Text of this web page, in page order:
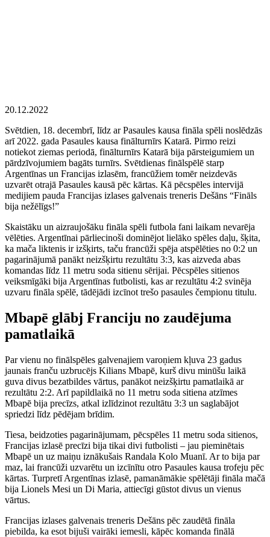
20.12.2022
Svētdien, 18. decembrī, līdz ar Pasaules kausa fināla spēli noslēdzās
arī 2022. gada Pasaules kausa finālturnīrs Katarā. Pirmo reizi
notiekot ziemas periodā, finālturnīrs Katarā bija pārsteigumiem un
pārdzīvojumiem bagāts turnīrs. Svētdienas finālspēlē starp
Argentīnas un Francijas izlasēm, francūžiem tomēr neizdevās
uzvarēt otrajā Pasaules kausā pēc kārtas. Kā pēcspēles intervijā
medijiem pauda Francijas izlases galvenais treneris Dešāns “Fināls
bija nežēlīgs!”
Skaistāku un aizraujošāku fināla spēli futbola fani laikam nevarēja
vēlēties. Argentīnai pārliecinoši dominējot lielāko spēles daļu, šķita,
ka mača liktenis ir izšķirts, taču francūži spēja atspēlēties no 0:2 un
pagarinājumā panākt neizšķirtu rezultātu 3:3, kas aizveda abas
komandas līdz 11 metru soda sitienu sērijai. Pēcspēles sitienos
veiksmīgāki bija Argentīnas futbolisti, kas ar rezultātu 4:2 svinēja
uzvaru fināla spēlē, tādējādi izcīnot trešo pasaules čempionu titulu.
Mbapē glābj Franciju no zaudējuma
pamatlaikā
Par vienu no finālspēles galvenajiem varoņiem kļuva 23 gadus
jaunais franču uzbrucējs Kilians Mbapē, kurš divu minūšu laikā
guva divus bezatbildes vārtus, panākot neizšķirtu pamatlaikā ar
rezultātu 2:2. Arī papildlaikā no 11 metru soda sitiena atzīmes
Mbapē bija precīzs, atkal izlīdzinot rezultātu 3:3 un saglabājot
spriedzi līdz pēdējam brīdim.
Tiesa, beidzoties pagarinājumam, pēcspēles 11 metru soda sitienos,
Francijas izlasē precīzi bija tikai divi futbolisti – jau pieminētais
Mbapē un uz maiņu iznākušais Randala Kolo Muanī. Ar to bija par
maz, lai francūži uzvarētu un izcīnītu otro Pasaules kausa trofeju pēc
kārtas. Turpretī Argentīnas izlasē, pamanāmākie spēlētāji fināla mačā
bija Lionels Mesi un Di Maria, attiecīgi gūstot divus un vienus
vārtus.
Francijas izlases galvenais treneris Dešāns pēc zaudētā fināla
piebilda, ka esot bijuši vairāki iemesli, kāpēc komanda finālā